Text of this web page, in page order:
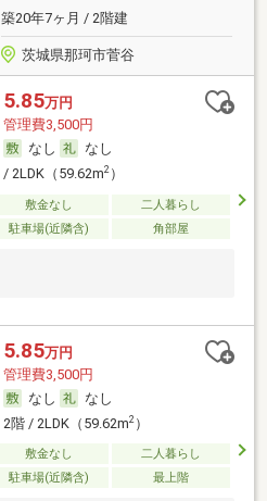
築20年7ヶ月 / 2階建
茨城県那珂市菅谷
5.85万円
管理費3,500円
なし
なし
/ 2LDK（59.62m2）
敷金なし
二人暮らし
駐車場(近隣含) 角部屋
5.85万円
管理費3,500円
なし
なし
2階 / 2LDK（59.62m2）
敷金なし
二人暮らし
駐車場(近隣含) 最上階